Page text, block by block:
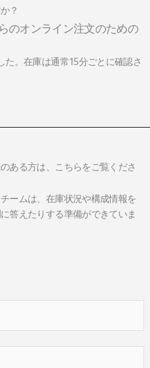
？
のオンライン注文のための
た。在庫は通常15分ごとに確認さ
ある方は、こちらをご覧くださ
ームは、在庫状況や構成情報を
答えたりする準備ができていま